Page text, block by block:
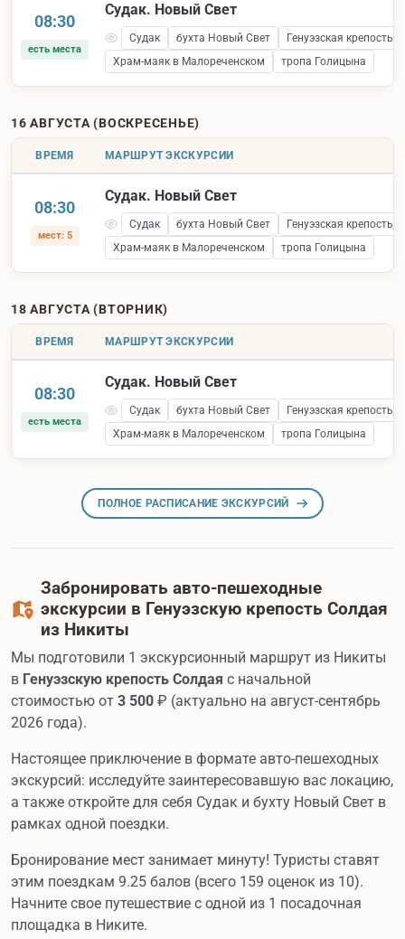
08:30
есть места
Судак. Новый Свет
Судак бухта Новый Свет
Генуэзская крепость
Храм-маяк в Малореченском
тропа Голицына
16 АВГУСТА (ВОСКРЕСЕНЬЕ)
ВРЕМЯ МАРШРУТ ЭКСКУРСИИ
08:30
мест: 5
Судак. Новый Свет
Судак бухта Новый Свет
Генуэзская крепость
Храм-маяк в Малореченском
тропа Голицына
18 АВГУСТА (ВТОРНИК)
ВРЕМЯ МАРШРУТ ЭКСКУРСИИ
08:30
есть места
Судак. Новый Свет
Судак бухта Новый Свет
Генуэзская крепость
Храм-маяк в Малореченском
тропа Голицына
ПОЛНОЕ РАСПИСАНИЕ ЭКСКУРСИЙ
Забронировать авто-пешеходные
экскурсии в Генуэзскую крепость Солдая
из Никиты
Мы подготовили 1 экскурсионный маршрут из Никиты
в Генуэзскую крепость Солдая с начальной
стоимостью от 3 500 ₽ (актуально на август-сентябрь
2026 года).
Настоящее приключение в формате авто-пешеходных
экскурсий: исследуйте заинтересовавшую вас локацию,
а также откройте для себя Судак и бухту Новый Свет в
рамках одной поездки.
Бронирование мест занимает минуту! Туристы ставят
этим поездкам 9.25 балов (всего 159 оценок из 10).
Начните свое путешествие с одной из 1 посадочная
площадка в Никите.